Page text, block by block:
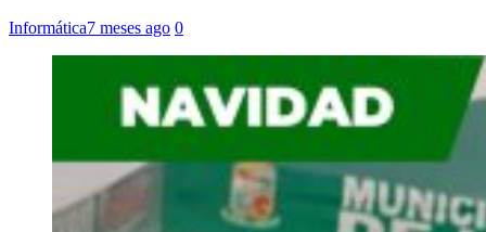
Informática7 meses ago 0